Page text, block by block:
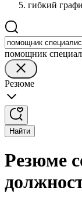
гибкий
помощник
Резюме
Найти
Резюме